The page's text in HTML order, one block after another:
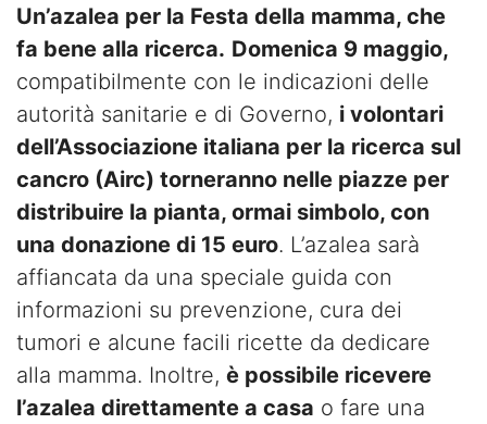
Un’azalea per la Festa della mamma, che
fa bene alla ricerca. Domenica 9 maggio,
compatibilmente con le indicazioni delle
autorità sanitarie e di Governo, i volontari
dell’Associazione italiana per la ricerca sul
cancro (Airc) torneranno nelle piazze per
distribuire la pianta, ormai simbolo, con
una donazione di 15 euro. L’azalea sarà
affiancata da una speciale guida con
informazioni su prevenzione, cura dei
tumori e alcune facili ricette da dedicare
alla mamma. Inoltre, è possibile ricevere
l’azalea direttamente a casa o fare una